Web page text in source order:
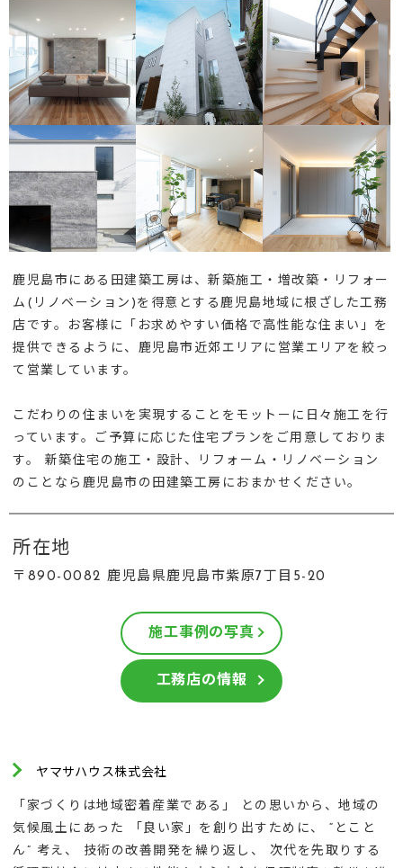
鹿児島市にある田建築工房は、新築施工・増改築・リフォー
ム(リノベーション)を得意とする鹿児島地域に根ざした工務
店です。お客様に「お求めやすい価格で高性能な住まい」を
提供できるように、鹿児島市近郊エリアに営業エリアを絞っ
て営業しています。
こだわりの住まいを実現することをモットーに日々施工を行
っています。ご予算に応じた住宅プランをご用意しておりま
す。 新築住宅の施工・設計、リフォーム・リノベーション
のことなら鹿児島市の田建築工房におまかせください。
所在地
〒890-0082 鹿児島県鹿児島市紫原7丁目5-20
施工事例の写真
工務店の情報
ヤマサハウス株式会社
「家づくりは地域密着産業である」 との思いから、地域の
気候風土にあった 「良い家」を創り出すために、 “とこと
ん” 考え、 技術の改善開発を繰り返し、 次代を先取りする